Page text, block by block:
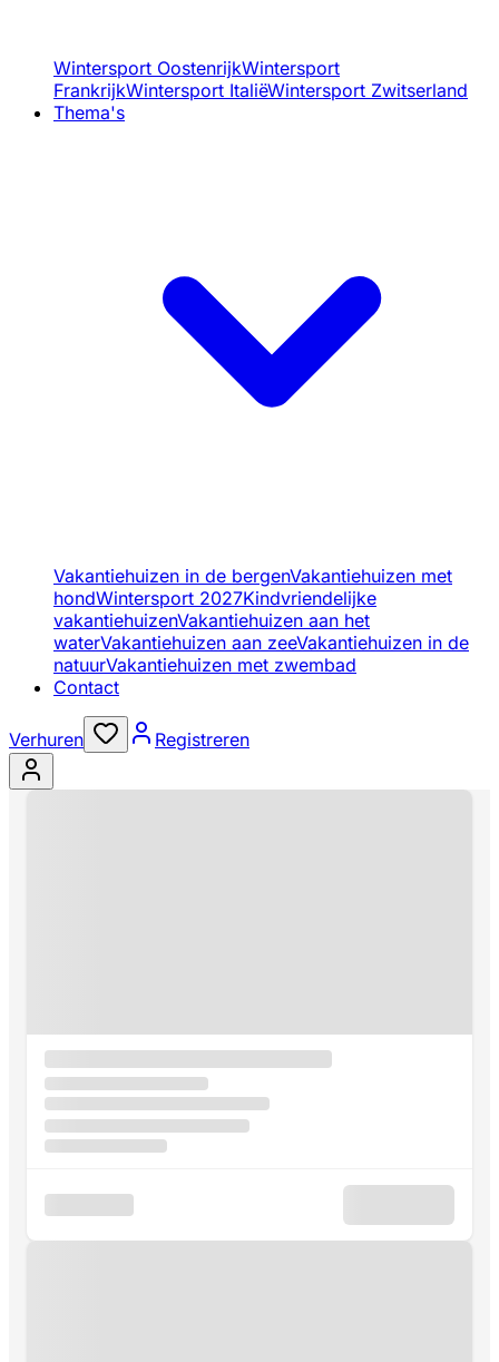
Wintersport OostenrijkWintersport
FrankrijkWintersport ItaliëWintersport Zwitserland
Thema's
Vakantiehuizen in de bergenVakantiehuizen met
hondWintersport 2027Kindvriendelijke
vakantiehuizenVakantiehuizen aan het
waterVakantiehuizen aan zeeVakantiehuizen in de
natuurVakantiehuizen met zwembad
Contact
Verhuren Registreren